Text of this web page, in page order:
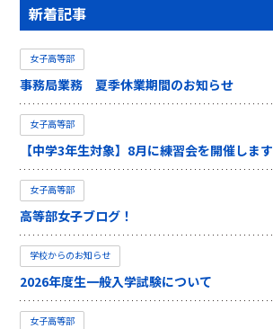
新着記事
女子高等部
事務局業務 夏季休業期間のお知らせ
女子高等部
【中学3年生対象】8月に練習会を開催します
女子高等部
高等部女子ブログ！
学校からのお知らせ
2026年度生一般入学試験について
女子高等部